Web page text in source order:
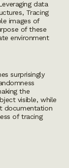
data
Tracing
images of
of these
environment
surprisingly
the
visible, while
documentation
of tracing